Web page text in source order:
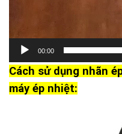
00:00
Cách sử dụng nhãn
máy ép nhiệt: